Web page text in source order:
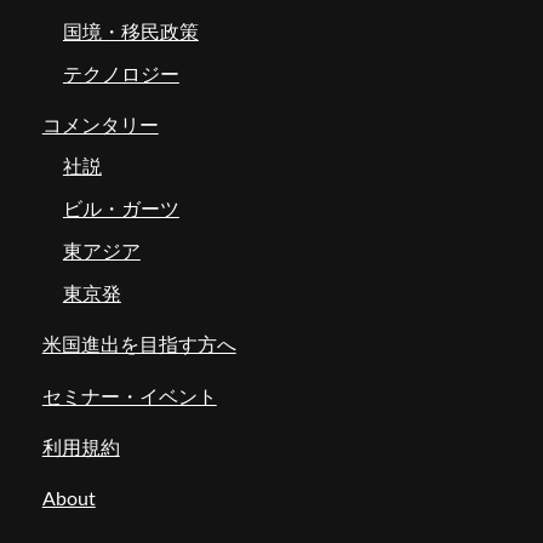
国境・移民政策
テクノロジー
コメンタリー
社説
ビル・ガーツ
東アジア
東京発
米国進出を目指す方へ
セミナー・イベント
利用規約
About